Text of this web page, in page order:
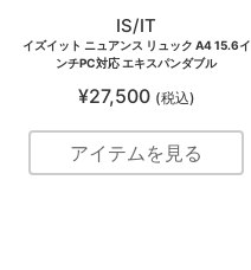
IS/IT
イズイット ニュアンス リュック A4 15.6イ
ンチPC対応 エキスパンダブル
¥27,500 (税込)
アイテムを見る